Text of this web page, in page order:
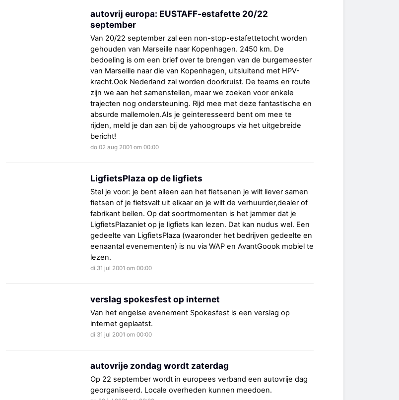
autovrij europa: EUSTAFF-estafette 20/22
september
Van 20/22 september zal een non-stop-estafettetocht worden
gehouden van Marseille naar Kopenhagen. 2450 km. De
bedoeling is om een brief over te brengen van de burgemeester
van Marseille naar die van Kopenhagen, uitsluitend met HPV-
kracht.Ook Nederland zal worden doorkruist. De teams en route
zijn we aan het samenstellen, maar we zoeken voor enkele
trajecten nog ondersteuning. Rijd mee met deze fantastische en
absurde mallemolen.Als je geinteresseerd bent om mee te
rijden, meld je dan aan bij de yahoogroups via het uitgebreide
bericht!
do 02 aug 2001 om 00:00
LigfietsPlaza op de ligfiets
Stel je voor: je bent alleen aan het fietsenen je wilt liever samen
fietsen of je fietsvalt uit elkaar en je wilt de verhuurder,dealer of
fabrikant bellen. Op dat soortmomenten is het jammer dat je
LigfietsPlazaniet op je ligfiets kan lezen. Dat kan nudus wel. Een
gedeelte van LigfietsPlaza (waaronder het bedrijven gedeelte en
eenaantal evenementen) is nu via WAP en AvantGoook mobiel te
lezen.
di 31 jul 2001 om 00:00
verslag spokesfest op internet
Van het engelse evenement Spokesfest is een verslag op
internet geplaatst.
di 31 jul 2001 om 00:00
autovrije zondag wordt zaterdag
Op 22 september wordt in europees verband een autovrije dag
georganiseerd. Locale overheden kunnen meedoen.